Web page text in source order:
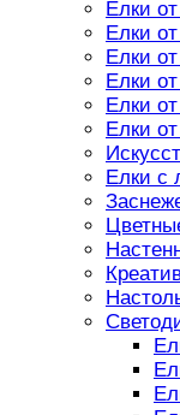
Елки
Елки
Елки
Елки
Елки
Елки
Елки с